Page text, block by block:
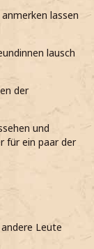
lassen
lausch
der
und
für ein paar der
Leute